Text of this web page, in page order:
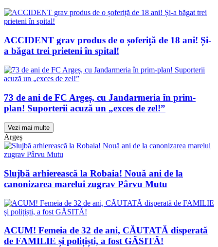
ACCIDENT grav produs de o șoferiță de 18 ani! Și-
a băgat trei prieteni în spital!
73 de ani de FC Argeș, cu Jandarmeria în prim-
plan! Suporterii acuză un „exces de zel!”
Vezi mai multe
Argeș
Slujbă arhierească la Robaia! Nouă ani de la
canonizarea marelui zugrav Pârvu Mutu
ACUM! Femeia de 32 de ani, CĂUTATĂ disperată
de FAMILIE și polițiști, a fost GĂSITĂ!